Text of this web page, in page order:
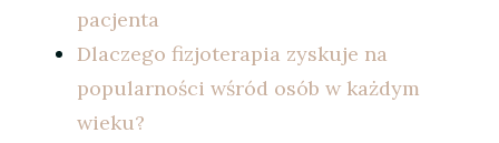
pacjenta
Dlaczego fizjoterapia zyskuje na
popularności wśród osób w każdym
wieku?